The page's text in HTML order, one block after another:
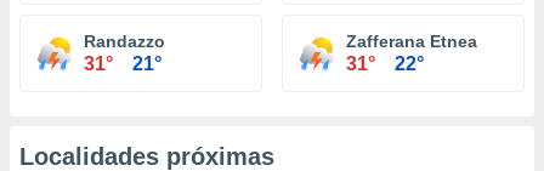
Randazzo
31° 21°
Zafferana Etnea
31° 22°
Localidades próximas